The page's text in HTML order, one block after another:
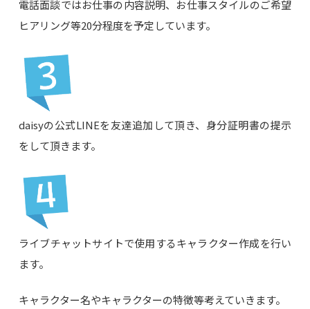
電話面談ではお仕事の内容説明、お仕事スタイルのご希望
ヒアリング等20分程度を予定しています。
daisyの公式LINEを友達追加して頂き、身分証明書の提示
をして頂きます。
ライブチャットサイトで使用するキャラクター作成を行い
ます。
キャラクター名やキャラクターの特徴等考えていきます。